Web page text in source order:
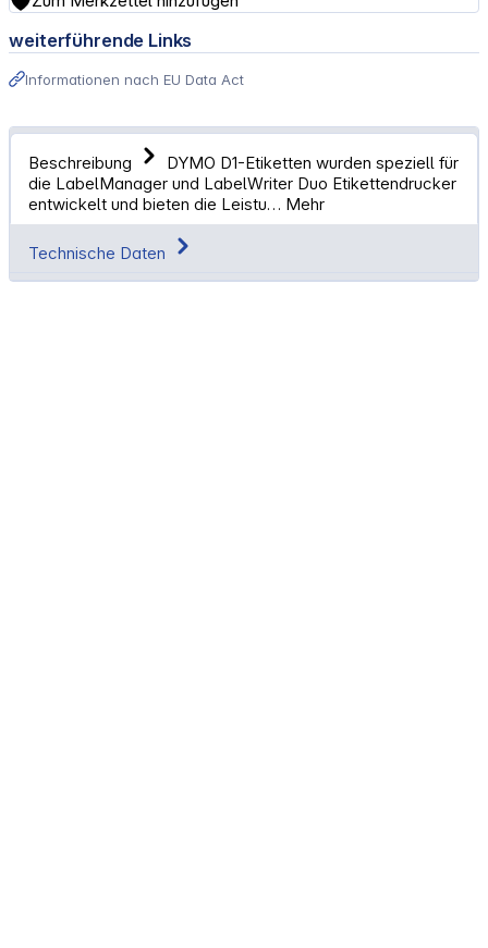
weiterführende Links
Informationen nach EU Data Act
Beschreibung
DYMO D1-Etiketten wurden speziell für
die LabelManager und LabelWriter Duo Etikettendrucker
entwickelt und bieten die Leistu… Mehr
Technische Daten